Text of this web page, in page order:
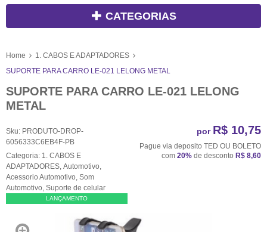
CATEGORIAS
Home
1. CABOS E ADAPTADORES
SUPORTE PARA CARRO LE-021 LELONG METAL
SUPORTE PARA CARRO LE-021 LELONG
METAL
Sku: PRODUTO-DROP-
6056333C6EB4F-PB
Categoria: 1. CABOS E
ADAPTADORES Automotivo
Acessorio Automotivo Som
Automotivo Suporte de celular
LANÇAMENTO
por R$ 10,75
Pague via deposito TED OU BOLETO
com 20% de desconto R$ 8,60